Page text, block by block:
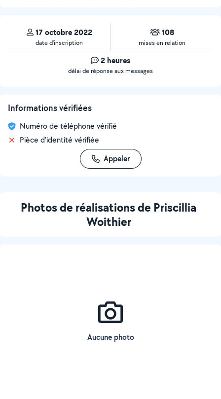
17 octobre 2022
date d’inscription
108
mises en relation
2 heures
délai de réponse aux messages
Informations vérifiées
Numéro de téléphone vérifié
Pièce d'identité vérifiée
Appeler
Photos de réalisations de Priscillia
Woithier
Aucune photo